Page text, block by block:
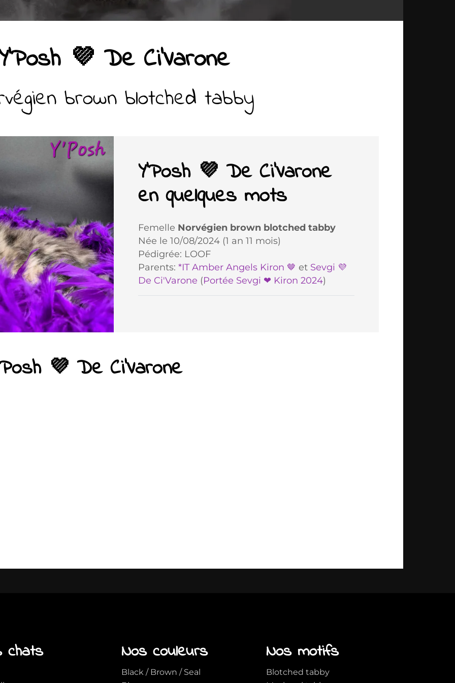
💜 De Ci'Varone
brown blotched tabby
Y'Posh 💜 De Ci'Varone
en quelques mots
Femelle Norvégien brown blotched tabby
Née le 10/08/2024 (1 an 11 mois)
Pédigrée: LOOF
Parents: *IT Amber Angels Kiron 🤎 et Sevgi 💜
De Ci'Varone (Portée Sevgi ❤ Kiron 2024)
💜 De Ci'Varone
chats Nos couleurs
Black / Brown / Seal
Nos motifs
Blotched tabby